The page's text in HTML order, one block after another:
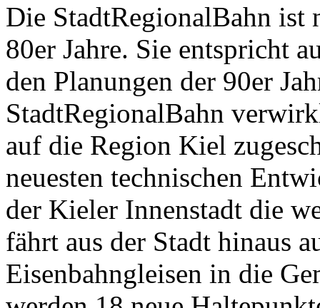
Die StadtRegionalBahn ist
80er Jahre. Sie entspricht
den Planungen der 90er
StadtRegionalBahn
auf die Region Kiel
neuesten technischen
der Kieler Innenstadt die
fährt aus der Stadt hinaus
Eisenbahngleisen in die